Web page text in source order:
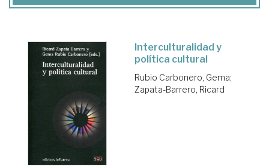
Interculturalidad y
política cultural
Rubio Carbonero, Gema;
Zapata-Barrero, Ricard